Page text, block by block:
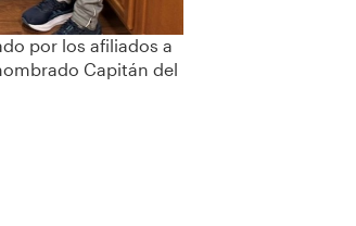
por los afiliados a
Capitán del